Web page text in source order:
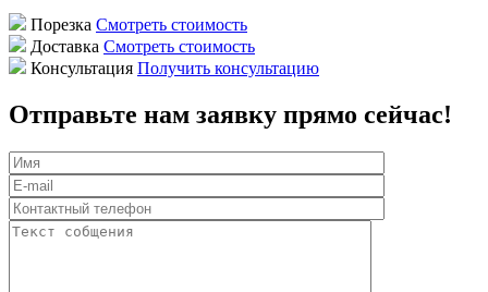
Порезка Смотреть стоимость
Доставка Смотреть стоимость
Консультация Получить консультацию
Отправьте нам заявку прямо сейчас!